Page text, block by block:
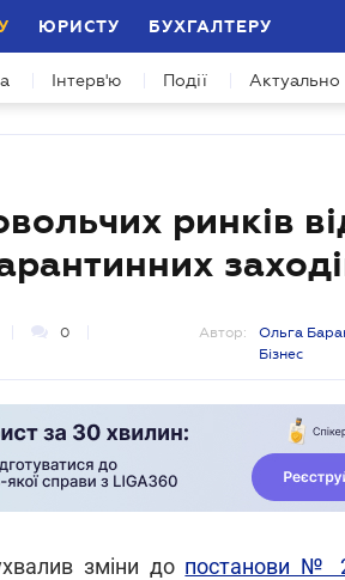
ЮРИСТУ БУХГАЛТЕРУ
Інтерв'ю Події Актуально
ринків
0 Автор:
Ольга
Бізнес
зміни до постанови №